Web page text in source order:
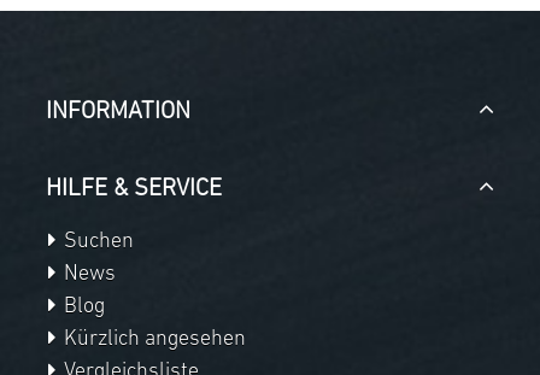
INFORMATION
HILFE & SERVICE
Suchen
News
Blog
Kürzlich angesehen